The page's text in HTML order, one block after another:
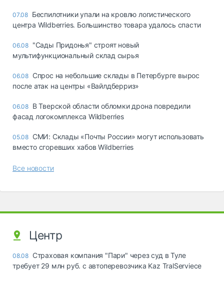
07.08 Беспилотники упали на кровлю логистического
центра Wildberries. Большинство товара удалось спасти
06.08 "Сады Придонья" строят новый
мультифункциональный склад сырья
06.08 Спрос на небольшие склады в Петербурге вырос
после атак на центры «Вайлдберриз»
06.08 В Тверской области обломки дрона повредили
фасад логокомплекса Wildberries
05.08 СМИ: Склады «Почты России» могут использовать
вместо сгоревших хабов Wildberries
Все новости
Центр
08.08 Страховая компания "Пари" через суд в Туле
требует 29 млн руб. с автоперевозчика Kaz TralServiece